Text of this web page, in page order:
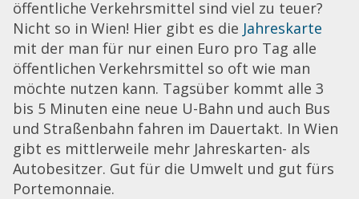
öffentliche Verkehrsmittel sind viel zu teuer?
Nicht so in Wien! Hier gibt es die Jahreskarte
mit der man für nur einen Euro pro Tag alle
öffentlichen Verkehrsmittel so oft wie man
möchte nutzen kann. Tagsüber kommt alle 3
bis 5 Minuten eine neue U-Bahn und auch Bus
und Straßenbahn fahren im Dauertakt. In Wien
gibt es mittlerweile mehr Jahreskarten- als
Autobesitzer. Gut für die Umwelt und gut fürs
Portemonnaie.